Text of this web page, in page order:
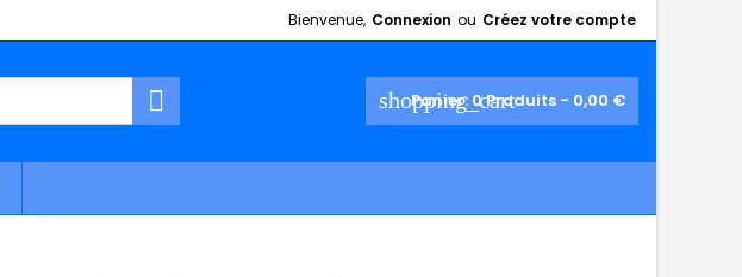
Bienvenue, Connexion ou Créez votre compte
shopping_cart
Panier: 0Produits - 0,00 €
